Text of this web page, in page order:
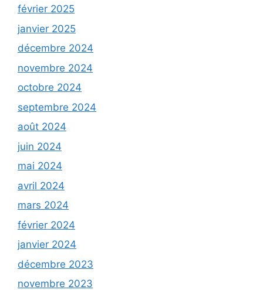
février 2025
janvier 2025
décembre 2024
novembre 2024
octobre 2024
septembre 2024
août 2024
juin 2024
mai 2024
avril 2024
mars 2024
février 2024
janvier 2024
décembre 2023
novembre 2023